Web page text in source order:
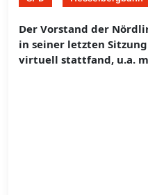
Der Vorstand der
in seiner letzten
virtuell stattfand, u.a.